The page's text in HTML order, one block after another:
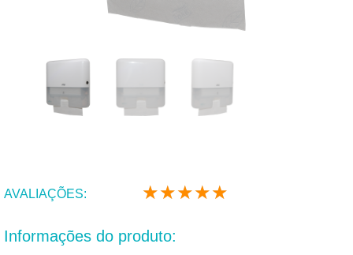
AVALIAÇÕES: ★★★★★
Informações do produto: